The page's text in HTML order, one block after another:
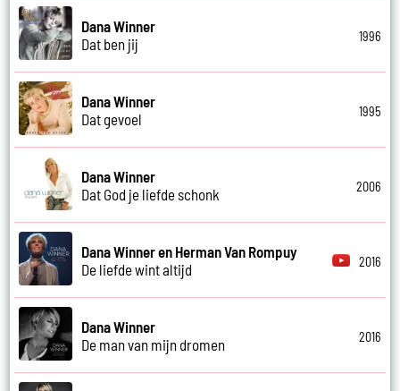
Dana Winner
Dat ben jij
1996
Dana Winner
Dat gevoel
1995
Dana Winner
Dat God je liefde schonk
2006
Dana Winner en Herman Van Rompuy
De liefde wint altijd
2016
Dana Winner
De man van mijn dromen
2016